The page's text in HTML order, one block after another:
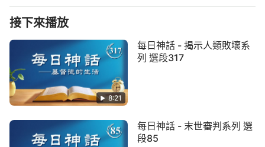
法使用任何一個人，根本没法在人身上作神該作的工
作。神是先潔净人，在潔净的過程當中讓人認識自
己，在此過程當中來變化人，之後才可把神的生命作
到人的裏面，這樣人的心才能完全歸給神。所以説，
信神不是人説得那麽簡單。在神來看，你若只有認
識，却没有神話作生命，僅局限在有自己的認識，却
行不出真理，活不出神話，仍證明你無愛神的心，説
明你的心不屬神。信神能認識神，這是最終目的，是
人追求的目標，你要在活出上來下點功夫，讓神的話
接下來播放
8:21
每日神話 - 揭示人類敗壞系
列 選段317
每日神話 - 末世審判系列 選
段85